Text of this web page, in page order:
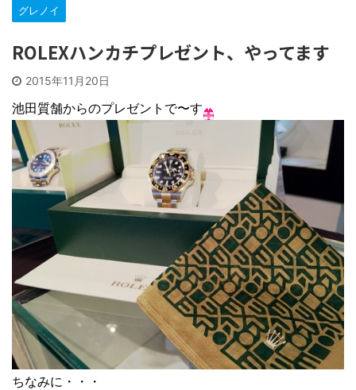
グレノイ
ROLEXハンカチプレゼント、やってます
2015年11月20日
池田質舗からのプレゼントで〜す
ちなみに・・・